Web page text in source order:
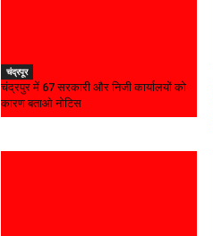
चंद्रपूर
चंद्रपुर में 67 सरकारी और निजी कार्यालयों को
कारण बताओ नोटिस